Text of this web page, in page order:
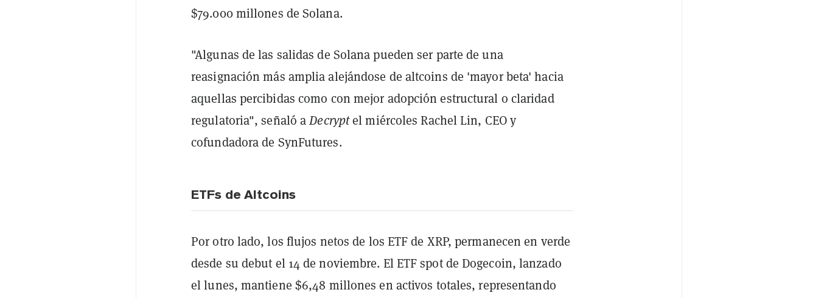
$79.000 millones de Solana.
"Algunas de las salidas de Solana pueden ser parte de una
reasignación más amplia alejándose de altcoins de 'mayor beta' hacia
aquellas percibidas como con mejor adopción estructural o claridad
regulatoria", señaló aDecryptel miércoles Rachel Lin, CEO y
cofundadora de SynFutures.
ETFs de Altcoins
Por otro lado, los flujos netos de los ETF de XRP, permanecen en verde
desde su debut el 14 de noviembre. El ETF spot de Dogecoin, lanzado
el lunes, mantiene $6,48 millones en activos totales, representando